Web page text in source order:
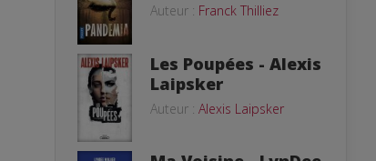
Auteur : Franck Thilliez
Les Poupées - Alexis
Laipsker
Auteur : Alexis Laipsker